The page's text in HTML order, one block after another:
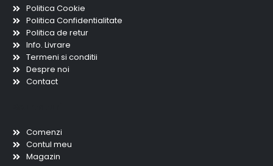
Politica Cookie
Politica Confidentialitate
Politica de retur
Info. Livrare
Termeni si conditii
Despre noi
Contact
Comenzi
Contul meu
Magazin